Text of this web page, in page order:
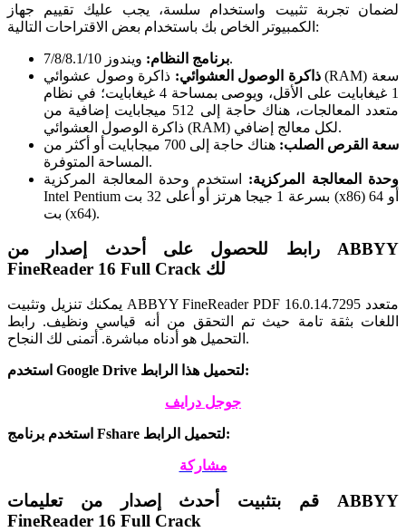
لضمان تجربة تثبيت واستخدام سلسة، يجب عليك تقييم جهاز
الكمبيوتر الخاص بك باستخدام بعض الاقتراحات التالية:
برنامج النظام:ويندوز 7/8/8.1/10.
ذاكرة الوصول العشوائي: ذاكرة وصول عشوائي (RAM) سعة
1 غيغابايت على الأقل، ويوصى بمساحة 4 غيغابايت؛ في نظام
متعدد المعالجات، هناك حاجة إلى 512 ميجابايت إضافية من
ذاكرة الوصول العشوائي (RAM) لكل معالج إضافي.
سعة القرص الصلب:
هناك حاجة إلى 700 ميجابايت أو أكثر من
المساحة المتوفرة.
وحدة المعالجة المركزية: استخدم وحدة المعالجة المركزية
Intel Pentium بسرعة 1 جيجا هرتز أو أعلى 32 بت (x86) أو 64
بت (x64).
رابط للحصول على أحدث إصدار من ABBYY
FineReader 16 Full Crack لك
يمكنك تنزيل وتثبيت ABBYY FineReader PDF 16.0.14.7295 متعدد
اللغات بثقة تامة حيث تم التحقق من أنه قياسي ونظيف. رابط
التحميل هو أدناه مباشرة. أتمنى لك النجاح.
استخدم Google Drive لتحميل هذا الرابط:
جوجل درايف
استخدم برنامج Fshare لتحميل الرابط:
مشاركة
قم بتثبيت أحدث إصدار من تعليمات ABBYY
FineReader 16 Full Crack